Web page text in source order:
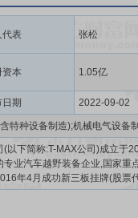
代表 张松
资本 1.05亿
期 2022-09-02
以下简称:T-MAX公司)成立于
专业汽车越野装备企业,国家重
年4月成功新三板挂牌(股票
研发、生产以“T-MAX”为品